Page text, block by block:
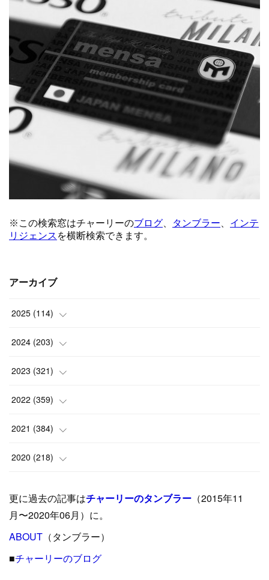
アーカイブ
2025 (114)
(1)
(8)
(6)
(9 )
( 5 )
( 15
(24)
(8 )
2024 (203)
(24)
(10)
(18)
(17)
)
(12)
19)
2023 (321)
(25)
(17)
(35)
(33 )
(26)
27)
2022 (359)
(42)
(37)
(31)
(31)
31
2021 (384)
(9)
(39)
( 23)
40
2020 (218)
(24)
( 42)
更に過去の記事はチャーリーのタンブラー （2015年11
月〜2020年06月）に。
ABOUT （タンブラー）
■チャーリーのブログ